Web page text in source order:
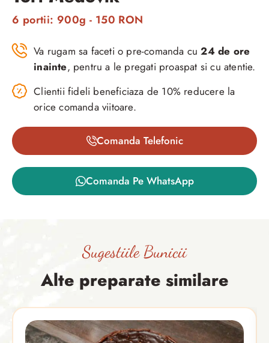
6 portii: 900g - 150 RON
Va rugam sa faceti o pre-comanda cu24 de ore
inainte, pentru a le pregati proaspat si cu atentie.
Clientii fideli beneficiaza de 10% reducere la
orice comanda viitoare.
Comanda Telefonic
Comanda Pe WhatsApp
Sugestiile Bunicii
Alte preparate similare